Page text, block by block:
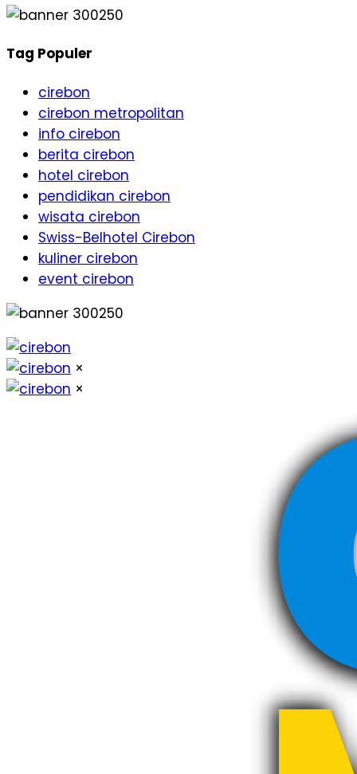
Tag Populer
cirebon
cirebon metropolitan
info cirebon
berita cirebon
hotel cirebon
pendidikan cirebon
wisata cirebon
Swiss-Belhotel Cirebon
kuliner cirebon
event cirebon
×
×